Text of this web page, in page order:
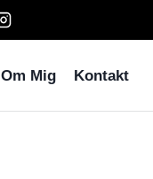
Om Mig Kontakt